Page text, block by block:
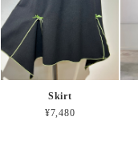
Skirt
¥7,480